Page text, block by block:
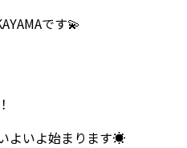
です💫
よいよ始まります☀